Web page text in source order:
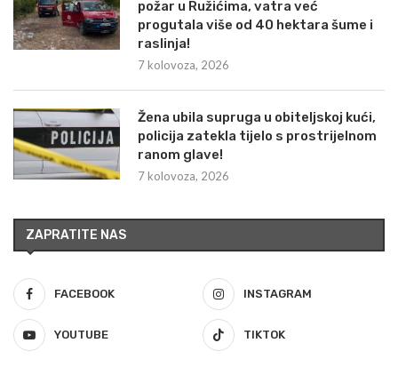
požar u Ružićima, vatra već
progutala više od 40 hektara šume i
raslinja!
7 kolovoza, 2026
Žena ubila supruga u obiteljskoj kući,
policija zatekla tijelo s prostrijelnom
ranom glave!
7 kolovoza, 2026
ZAPRATITE NAS
FACEBOOK INSTAGRAM
YOUTUBE TIKTOK